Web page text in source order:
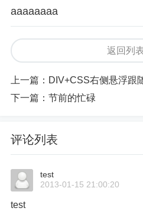
aaaaaaaa
返回列
上一篇： DIV+CSS右侧悬浮跟
下一篇： 节前的忙碌
评论列表
test
2013-01-15 21:00:20
test